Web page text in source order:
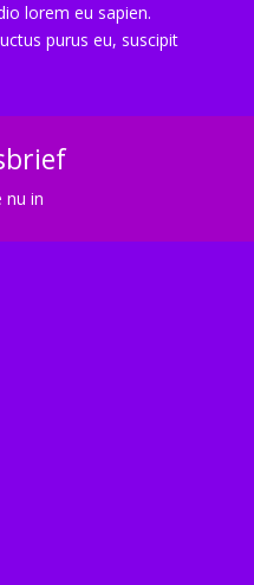
lorem eu sapien.
purus eu, suscipit
nu in